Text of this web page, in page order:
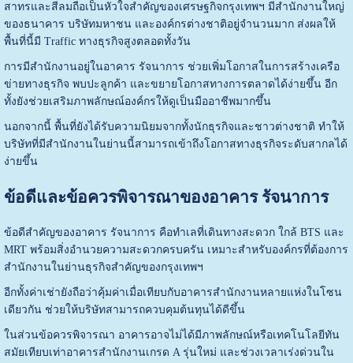
สาทรและสีลมถือเป็นหัวใจสำคัญของเศรษฐกิจกรุงเทพฯ มีสำนักงานใหญ่
ของธนาคาร บริษัทมหาชน และองค์กรต่างชาติอยู่จำนวนมาก ส่งผลให้
พื้นที่นี้มี Traffic ทางธุรกิจสูงตลอดทั้งวัน
การมีสำนักงานอยู่ในอาคาร รัจนาการ ช่วยเพิ่มโอกาสในการสร้างเครือ
ข่ายทางธุรกิจ พบปะลูกค้า และขยายโอกาสทางการตลาดได้ง่ายขึ้น อีก
ทั้งยังช่วยเสริมภาพลักษณ์องค์กรให้ดูเป็นมืออาชีพมากขึ้น
นอกจากนี้ พื้นที่ยังได้รับความนิยมจากทั้งนักธุรกิจและชาวต่างชาติ ทำให้
บริษัทที่มีสำนักงานในย่านนี้สามารถเข้าถึงโอกาสทางธุรกิจระดับสากลได้
ง่ายขึ้น
ข้อดีและข้อควรพิจารณาของอาคาร รัจนาการ
ข้อดีสำคัญของอาคาร รัจนาการ คือทำเลที่เดินทางสะดวก ใกล้ BTS และ
MRT พร้อมสิ่งอำนวยความสะดวกครบครัน เหมาะสำหรับองค์กรที่ต้องการ
สำนักงานในย่านธุรกิจสำคัญของกรุงเทพฯ
อีกทั้งค่าเช่ายังถือว่าคุ้มค่าเมื่อเทียบกับอาคารสำนักงานหลายแห่งในโซน
เดียวกัน ช่วยให้บริษัทสามารถควบคุมต้นทุนได้ดีขึ้น
ในส่วนข้อควรพิจารณา อาคารอาจไม่ได้มีภาพลักษณ์หรือเทคโนโลยีทัน
สมัยเทียบเท่าอาคารสำนักงานเกรด A รุ่นใหม่ และช่วงเวลาเร่งด่วนใน